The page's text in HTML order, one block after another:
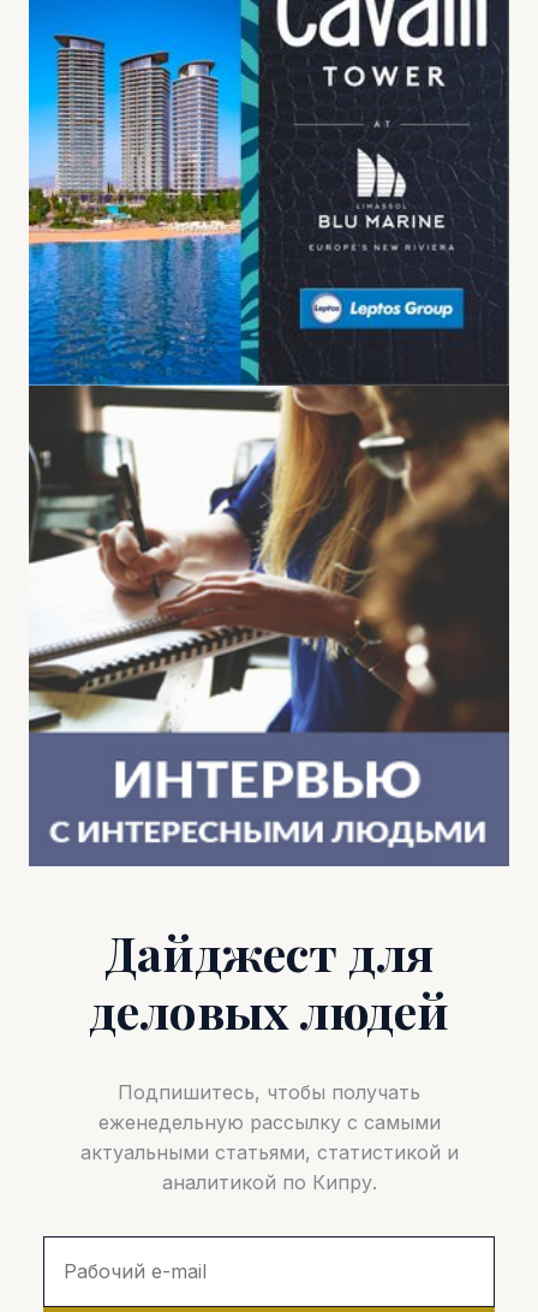
Дайджест для
деловых людей
Подпишитесь, чтобы получать
еженедельную рассылку с самыми
актуальными статьями, статистикой и
аналитикой по Кипру.